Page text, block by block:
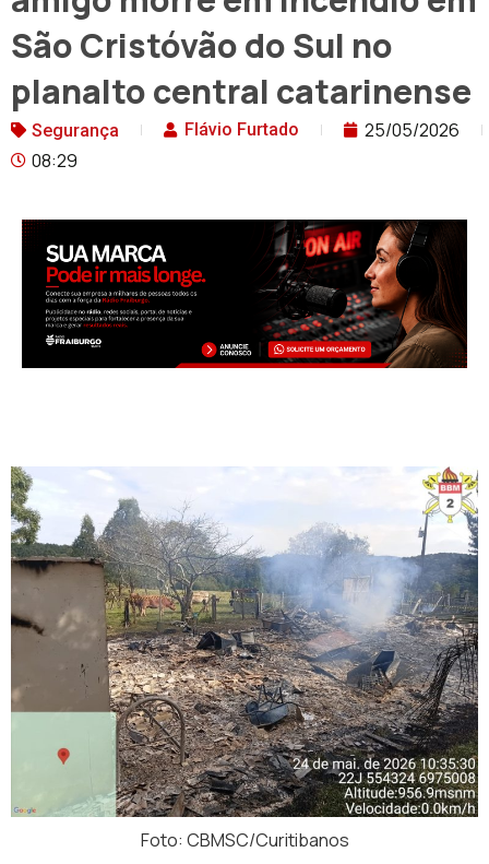
São Cristóvão do Sul no
planalto central catarinense
Segurança Flávio Furtado
25/05/2026
08:29
Foto: CBMSC/Curitibanos